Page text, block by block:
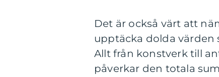
Det är också värt att
upptäcka dolda värden
Allt från konstverk till
påverkar den totala